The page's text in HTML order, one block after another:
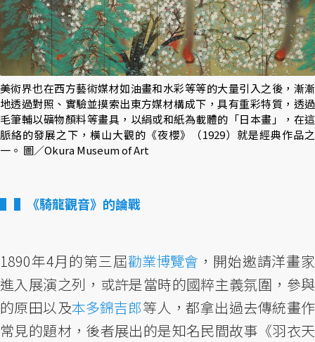
美術界也在西方藝術媒材如油畫和水彩等等的大量引入之後，漸漸
地透過對照、實驗並摸索出東方媒材構成下，具有重彩特質，透過
毛筆輔以礦物顏料等畫具，以絹或和紙為載體的「日本畫」，在這
脈絡的發展之下，橫山大觀的《夜櫻》（1929）就是經典作品之
一。 圖／Okura Museum of Art
▌《騎龍觀音》的論戰
1890年4月的第三屆勸業博覽會 ，開始邀請洋畫家
進入展演之列，或許是當時的國粹主義氛圍，參與
的原田以及本多錦吉郎等人，都拿出過去傳統畫作
常見的題材，後者展出的是知名民間故事《羽衣天